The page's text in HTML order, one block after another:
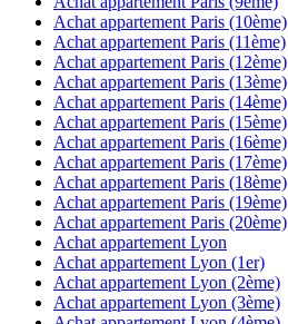
Achat appartement Paris (10ème)
Achat appartement Paris (11ème)
Achat appartement Paris (12ème)
Achat appartement Paris (13ème)
Achat appartement Paris (14ème)
Achat appartement Paris (15ème)
Achat appartement Paris (16ème)
Achat appartement Paris (17ème)
Achat appartement Paris (18ème)
Achat appartement Paris (19ème)
Achat appartement Paris (20ème)
Achat appartement Lyon
Achat appartement Lyon (1er)
Achat appartement Lyon (2ème)
Achat appartement Lyon (3ème)